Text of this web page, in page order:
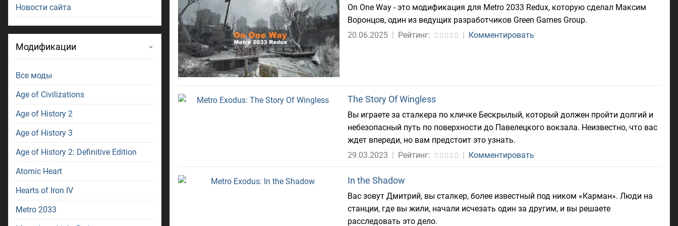
On One Way - это модификация для Metro 2033 Redux, которую сделал Максим
Воронцов, один из ведущих разработчиков Green Games Group.
20.06.2025 | Рейтинг: | Комментировать
The Story Of Wingless
Вы играете за сталкера по кличке Бескрылый, который должен пройти долгий и
небезопасный путь по поверхности до Павелецкого вокзала. Неизвестно, что вас
ждет впереди, но вам предстоит это узнать.
29.03.2023 | Рейтинг: | Комментировать
In the Shadow
Вас зовут Дмитрий, вы сталкер, более известный под ником «Карман». Люди на
станции, где вы жили, начали исчезать один за другим, и вы решаете
расследовать это дело.
Новости сайта
Модификации
Все моды
Age of Civilizations
Age of History 2
Age of History 3
Age of History 2: Definitive Edition
Atomic Heart
Hearts of Iron IV
Metro 2033